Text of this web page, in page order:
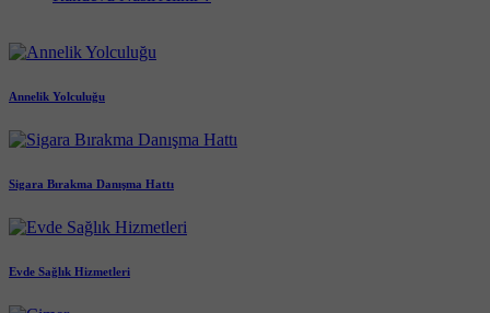
Annelik Yolculuğu
Sigara Bırakma Danışma Hattı
Evde Sağlık Hizmetleri